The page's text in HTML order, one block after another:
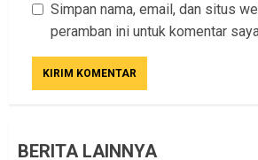
Simpan nama, email, dan situs
peramban ini untuk komentar
BERITA LAINNYA